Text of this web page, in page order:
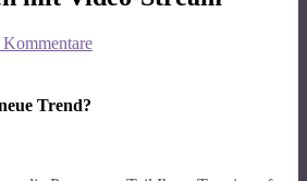
Trend?